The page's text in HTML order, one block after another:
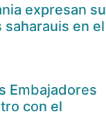
expresan su
en el
Embajadores
con el